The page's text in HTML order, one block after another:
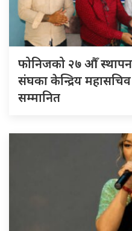
फोनिजको २७ औँ
संघका केन्द्रिय
सम्मानित